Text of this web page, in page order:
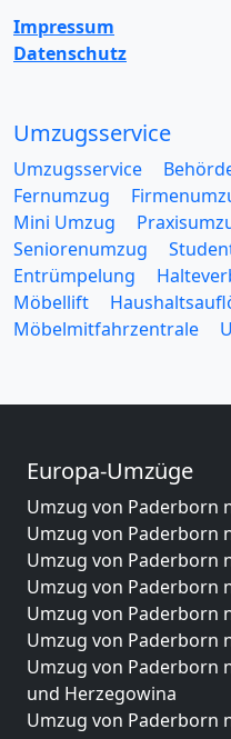
Impressum
Datenschutz
Umzugsservice
Umzugsservice
Fernumzug
Mini Umzug
Seniorenumzug
Entrümpelung
Möbellift
Möbelmitfahrzentrale
Europa-Umzüge
Umzug von Paderborn
Umzug von Paderborn
Umzug von Paderborn
Umzug von Paderborn
Umzug von Paderborn
Umzug von Paderborn
Umzug von Paderborn
und Herzegowina
Umzug von Paderborn